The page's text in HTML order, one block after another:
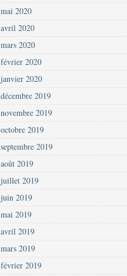
mai 2020
avril 2020
mars 2020
février 2020
janvier 2020
décembre 2019
novembre 2019
octobre 2019
septembre 2019
août 2019
juillet 2019
juin 2019
mai 2019
avril 2019
mars 2019
février 2019